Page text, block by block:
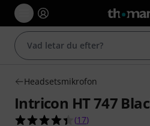
Headsetsmikrofon
Intricon HT 747
4.4 av 5 stjärnor
(17)